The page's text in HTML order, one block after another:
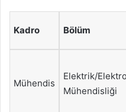
Kadro Bölüm
Mühendis
Elektrik/
Mühendisliği